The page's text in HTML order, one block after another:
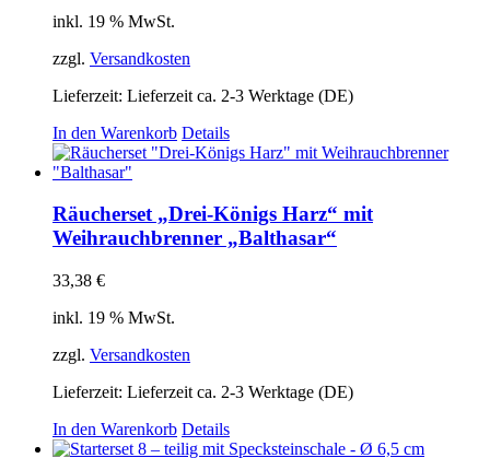
inkl. 19 % MwSt.
zzgl. Versandkosten
Lieferzeit: Lieferzeit ca. 2-3 Werktage (DE)
In den Warenkorb Details
Räucherset „Drei-Königs Harz“ mit
Weihrauchbrenner „Balthasar“
33,38 €
inkl. 19 % MwSt.
zzgl. Versandkosten
Lieferzeit: Lieferzeit ca. 2-3 Werktage (DE)
In den Warenkorb Details